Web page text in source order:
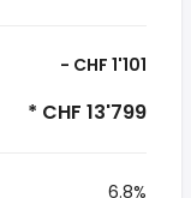
- CHF 1'101
* CHF 13'799
6.8%